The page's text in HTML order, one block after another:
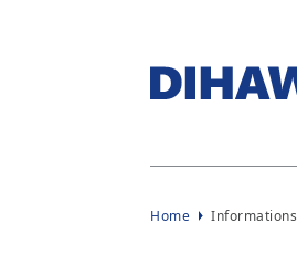
Home Informations